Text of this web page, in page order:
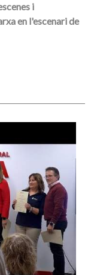
i
en l'escenari de